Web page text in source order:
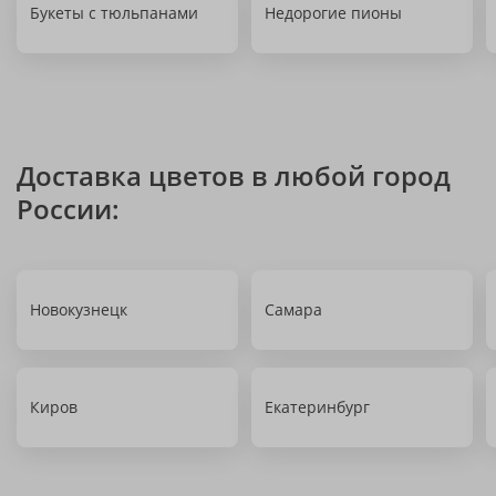
Букеты с тюльпанами Недорогие пионы
Доставка цветов в любой город
России:
Новокузнецк Самара
Киров Екатеринбург